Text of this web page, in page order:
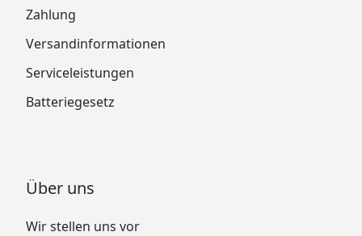
Zahlung
Versandinformationen
Serviceleistungen
Batteriegesetz
Über uns
Wir stellen uns vor